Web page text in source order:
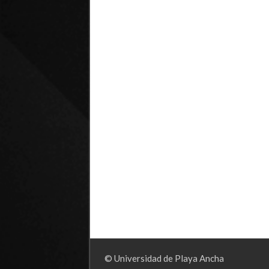
© Universidad de Playa Ancha